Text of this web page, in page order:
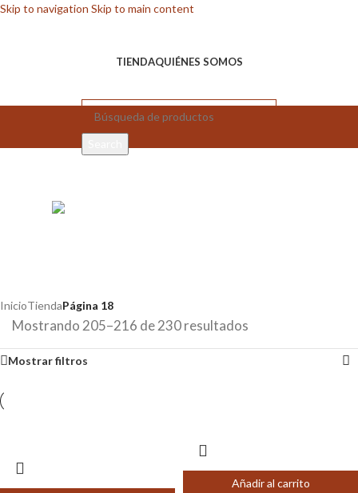
Skip to navigation Skip to main content
TIENDAQUIÉNES SOMOS
Tienda
InicioTiendaPágina 18
Mostrando 205–216 de 230 resultados
Mostrar filtros
Añadir al carrito